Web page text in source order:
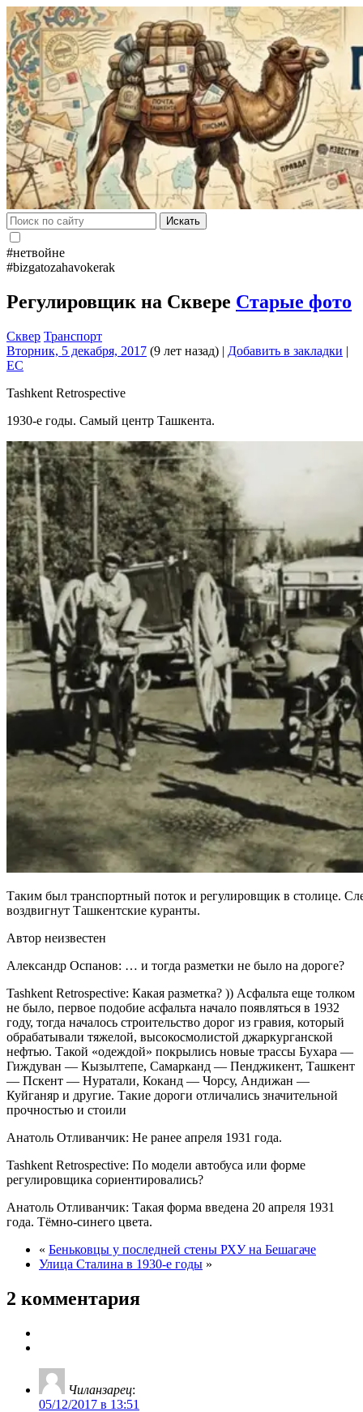
Искать
#нетвойне
#bizgatozahavokerak
Регулировщик на Сквере Старые фото
Сквер Транспорт
Вторник, 5 декабря, 2017 (9 лет назад) | Добавить в закладки |
EC
Tashkent Retrospective
1930-е годы. Самый центр Ташкента.
Таким был транспортный поток и регулировщик в столице.
воздвигнут Ташкентские куранты.
Автор неизвестен
Александр Оспанов: … и тогда разметки не было на дороге?
Tashkent Retrospective: Какая разметка? )) Асфальта еще толком
не было, первое подобие асфальта начало появляться в 1932
году, тогда началось строительство дорог из гравия, который
обрабатывали тяжелой, высокосмолистой джаркурганской
нефтью. Такой «одеждой» покрылись новые трассы Бухара —
Гиждуван — Кызылтепе, Самарканд — Пенджикент, Ташкент
— Пскент — Нуратали, Коканд — Чорсу, Андижан —
Куйганяр и другие. Такие дороги отличались значительной
прочностью и стоили
Анатоль Отливанчик: Не ранее апреля 1931 года.
Tashkent Retrospective: По модели автобуса или форме
регулировщика сориентировались?
Анатоль Отливанчик: Такая форма введена 20 апреля 1931
года. Тёмно-синего цвета.
« Беньковцы у последней стены РХУ на Бешагаче
Улица Сталина в 1930-е годы »
2 комментария
Чиланзарец:
05/12/2017 в 13:51